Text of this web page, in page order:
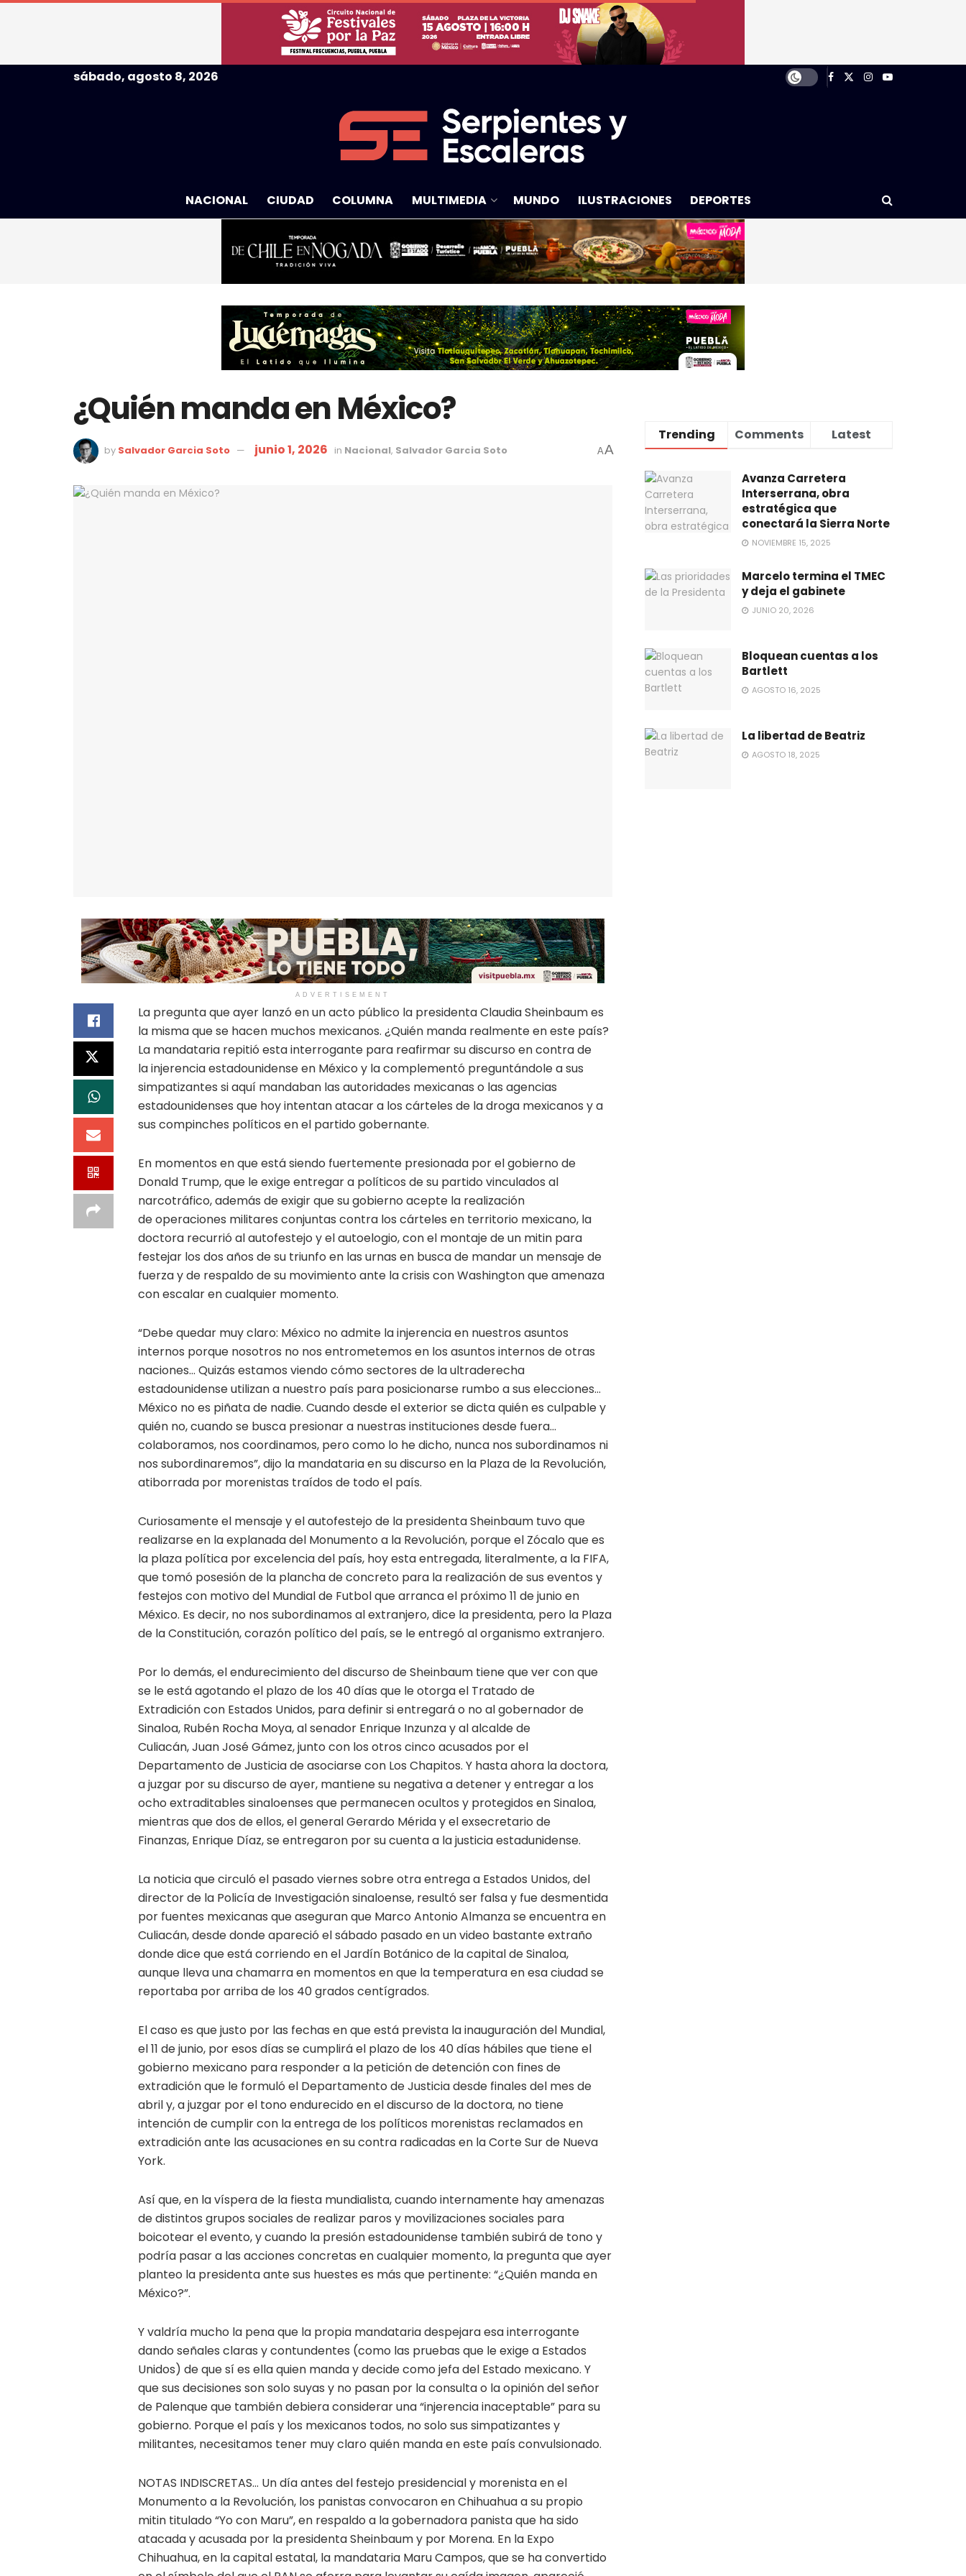
sábado, agosto 8, 2026
NACIONAL CIUDAD COLUMNA MULTIMEDIA MUNDO ILUSTRACIONES DEPORTES
¿Quién manda en México?
by Salvador Garcia Soto junio 1, 2026 in Nacional, Salvador Garcia Soto AA
ADVERTISEMENT
La pregunta que ayer lanzó en un acto público la presidenta Claudia Sheinbaum es
la misma que se hacen muchos mexicanos. ¿Quién manda realmente en este país?
La mandataria repitió esta interrogante para reafirmar su discurso en contra de
la injerencia estadounidense en México y la complementó preguntándole a sus
simpatizantes si aquí mandaban las autoridades mexicanas o las agencias
estadounidenses que hoy intentan atacar a los cárteles de la droga mexicanos y a
sus compinches políticos en el partido gobernante.
En momentos en que está siendo fuertemente presionada por el gobierno de
Donald Trump, que le exige entregar a políticos de su partido vinculados al
narcotráfico, además de exigir que su gobierno acepte la realización
de operaciones militares conjuntas contra los cárteles en territorio mexicano, la
doctora recurrió al autofestejo y el autoelogio, con el montaje de un mitin para
festejar los dos años de su triunfo en las urnas en busca de mandar un mensaje de
fuerza y de respaldo de su movimiento ante la crisis con Washington que amenaza
con escalar en cualquier momento.
“Debe quedar muy claro: México no admite la injerencia en nuestros asuntos
internos porque nosotros no nos entrometemos en los asuntos internos de otras
naciones… Quizás estamos viendo cómo sectores de la ultraderecha
estadounidense utilizan a nuestro país para posicionarse rumbo a sus elecciones…
México no es piñata de nadie. Cuando desde el exterior se dicta quién es culpable y
quién no, cuando se busca presionar a nuestras instituciones desde fuera…
colaboramos, nos coordinamos, pero como lo he dicho, nunca nos subordinamos ni
nos subordinaremos”, dijo la mandataria en su discurso en la Plaza de la Revolución,
atiborrada por morenistas traídos de todo el país.
Curiosamente el mensaje y el autofestejo de la presidenta Sheinbaum tuvo que
realizarse en la explanada del Monumento a la Revolución, porque el Zócalo que es
la plaza política por excelencia del país, hoy esta entregada, literalmente, a la FIFA,
que tomó posesión de la plancha de concreto para la realización de sus eventos y
festejos con motivo del Mundial de Futbol que arranca el próximo 11 de junio en
México. Es decir, no nos subordinamos al extranjero, dice la presidenta, pero la Plaza
de la Constitución, corazón político del país, se le entregó al organismo extranjero.
Por lo demás, el endurecimiento del discurso de Sheinbaum tiene que ver con que
se le está agotando el plazo de los 40 días que le otorga el Tratado de
Extradición con Estados Unidos, para definir si entregará o no al gobernador de
Sinaloa, Rubén Rocha Moya, al senador Enrique Inzunza y al alcalde de
Culiacán, Juan José Gámez, junto con los otros cinco acusados por el
Departamento de Justicia de asociarse con Los Chapitos. Y hasta ahora la doctora,
a juzgar por su discurso de ayer, mantiene su negativa a detener y entregar a los
ocho extraditables sinaloenses que permanecen ocultos y protegidos en Sinaloa,
mientras que dos de ellos, el general Gerardo Mérida y el exsecretario de
Finanzas, Enrique Díaz, se entregaron por su cuenta a la justicia estadunidense.
La noticia que circuló el pasado viernes sobre otra entrega a Estados Unidos, del
director de la Policía de Investigación sinaloense, resultó ser falsa y fue desmentida
por fuentes mexicanas que aseguran que Marco Antonio Almanza se encuentra en
Culiacán, desde donde apareció el sábado pasado en un video bastante extraño
donde dice que está corriendo en el Jardín Botánico de la capital de Sinaloa,
aunque lleva una chamarra en momentos en que la temperatura en esa ciudad se
reportaba por arriba de los 40 grados centígrados.
El caso es que justo por las fechas en que está prevista la inauguración del Mundial,
el 11 de junio, por esos días se cumplirá el plazo de los 40 días hábiles que tiene el
gobierno mexicano para responder a la petición de detención con fines de
extradición que le formuló el Departamento de Justicia desde finales del mes de
abril y, a juzgar por el tono endurecido en el discurso de la doctora, no tiene
intención de cumplir con la entrega de los políticos morenistas reclamados en
extradición ante las acusaciones en su contra radicadas en la Corte Sur de Nueva
York.
Así que, en la víspera de la fiesta mundialista, cuando internamente hay amenazas
de distintos grupos sociales de realizar paros y movilizaciones sociales para
boicotear el evento, y cuando la presión estadounidense también subirá de tono y
podría pasar a las acciones concretas en cualquier momento, la pregunta que ayer
planteo la presidenta ante sus huestes es más que pertinente: “¿Quién manda en
México?”.
Y valdría mucho la pena que la propia mandataria despejara esa interrogante
dando señales claras y contundentes (como las pruebas que le exige a Estados
Unidos) de que sí es ella quien manda y decide como jefa del Estado mexicano. Y
que sus decisiones son solo suyas y no pasan por la consulta o la opinión del señor
de Palenque que también debiera considerar una “injerencia inaceptable” para su
gobierno. Porque el país y los mexicanos todos, no solo sus simpatizantes y
militantes, necesitamos tener muy claro quién manda en este país convulsionado.
NOTAS INDISCRETAS… Un día antes del festejo presidencial y morenista en el
Monumento a la Revolución, los panistas convocaron en Chihuahua a su propio
mitin titulado “Yo con Maru”, en respaldo a la gobernadora panista que ha sido
atacada y acusada por la presidenta Sheinbaum y por Morena. En la Expo
Chihuahua, en la capital estatal, la mandataria Maru Campos, que se ha convertido
Trending Comments Latest
Avanza Carretera
Interserrana, obra
estratégica que
conectará la Sierra Norte
NOVIEMBRE 15, 2025
Marcelo termina el TMEC
y deja el gabinete
JUNIO 20, 2026
Bloquean cuentas a los
Bartlett
AGOSTO 16, 2025
La libertad de Beatriz
AGOSTO 18, 2025